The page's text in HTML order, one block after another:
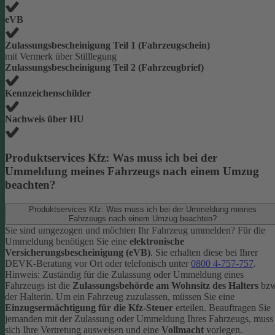
eVB
Zulassungsbescheinigung Teil 1 (Fahrzeugschein)
mit Vermerk über Stilllegung
Zulassungsbescheinigung Teil 2 (Fahrzeugbrief)
Kennzeichenschilder
Nachweis über HU
Produktservices Kfz: Was muss ich bei der
Ummeldung meines Fahrzeugs nach einem Umzug
beachten?
Produktservices Kfz: Was muss ich bei der Ummeldung meines
Fahrzeugs nach einem Umzug beachten?
Sie sind umgezogen und möchten Ihr Fahrzeug ummelden? Für die
Ummeldung benötigen Sie eine elektronische
Versicherungsbescheinigung (eVB). Sie erhalten diese bei Ihrer
DEVK-Beratung vor Ort oder telefonisch unter 0800 4-757-757.
Hinweis: Zuständig für die Zulassung oder Ummeldung eines
Fahrzeugs ist die Zulassungsbehörde am Wohnsitz des Halters
der Halterin. Um ein Fahrzeug zuzulassen, müssen Sie eine
Einzugsermächtigung für die Kfz-Steuer erteilen. Beauftragen Sie
jemanden mit der Zulassung oder Ummeldung Ihres Fahrzeugs, muss
sich Ihre Vertretung ausweisen und eine Vollmacht vorlegen.